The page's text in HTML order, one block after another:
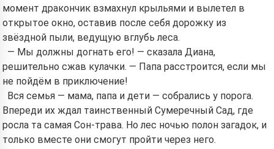
момент дракончик взмахнул крыльями и вылетел в
открытое окно, оставив после себя дорожку из
звёздной пыли, ведущую вглубь леса.
— Мы должны догнать его! — сказала Диана,
решительно сжав кулачки. — Папа расстроится, если мы
не пойдём в приключение!
Вся семья — мама, папа и дети — собрались у порога.
Впереди их ждал таинственный Сумеречный Сад, где
росла та самая Сон-трава. Но лес ночью полон загадок, и
только вместе они смогут пройти через него.